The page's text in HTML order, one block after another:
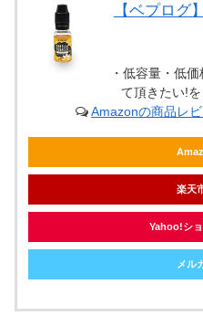
【ベプログ
・低容量・低
て頂きたい!
Amazonの商品レ
楽天
Yahoo!シ
メル